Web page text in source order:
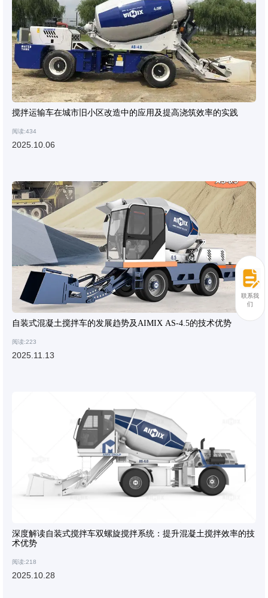
搅拌运输车在城市旧小区改造中的应用及提高浇筑效率的实践
阅读:434
2025.10.06
自装式混凝土搅拌车的发展趋势及AIMIX AS-4.5的技术优势
阅读:223
2025.11.13
深度解读自装式搅拌车双螺旋搅拌系统：提升混凝土搅拌效率的技
术优势
阅读:218
2025.10.28
联系我
们